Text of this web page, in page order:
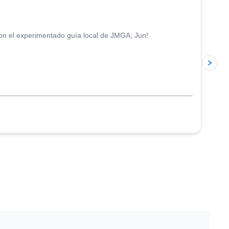
el experimentado guía local de JMGA, Jun!